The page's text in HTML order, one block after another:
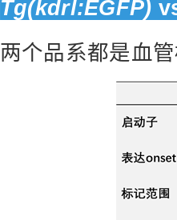
Tg(kdrl:EGFP)
两个品系都是血